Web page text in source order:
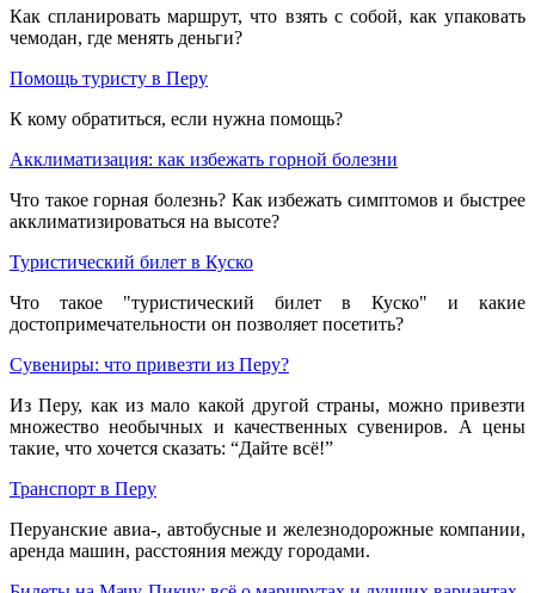
Как спланировать маршрут, что взять с собой, как упаковать
чемодан, где менять деньги?
Помощь туристу в Перу
К кому обратиться, если нужна помощь?
Акклиматизация: как избежать горной болезни
Что такое горная болезнь? Как избежать симптомов и быстрее
акклиматизироваться на высоте?
Туристический билет в Куско
Что такое "туристический билет в Куско" и какие
достопримечательности он позволяет посетить?
Сувениры: что привезти из Перу?
Из Перу, как из мало какой другой страны, можно привезти
множество необычных и качественных сувениров. А цены
такие, что хочется сказать: “Дайте всё!”
Транспорт в Перу
Перуанские авиа-, автобусные и железнодорожные компании,
аренда машин, расстояния между городами.